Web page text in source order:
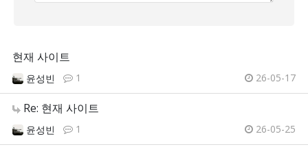
현재 사이트
윤성빈 1 26-05-17
Re: 현재 사이트
윤성빈 1 26-05-25